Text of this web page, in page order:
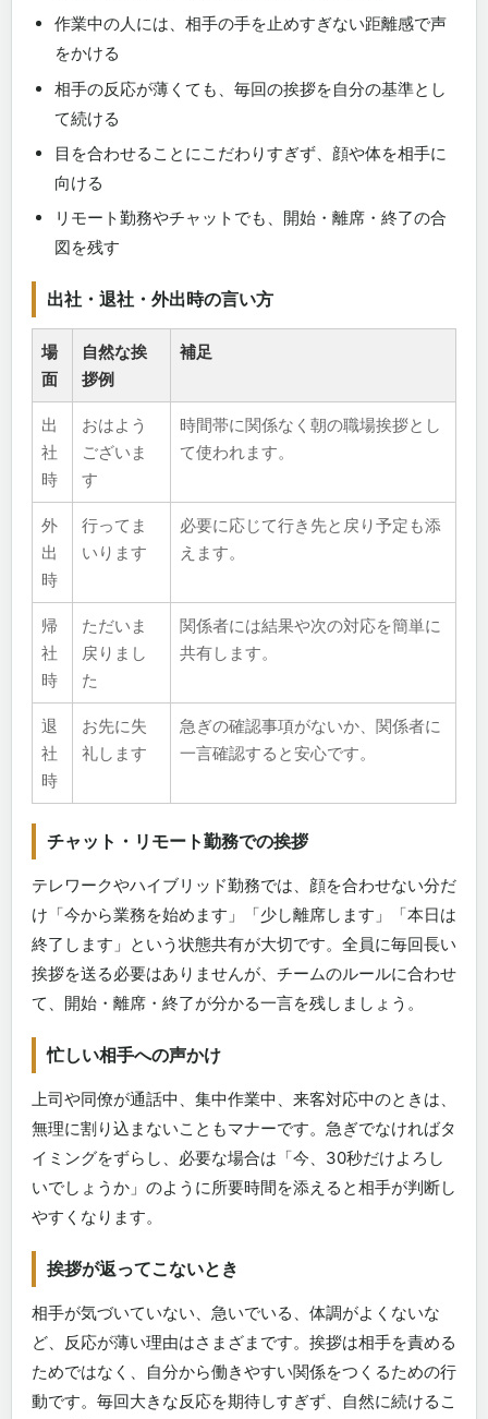
作業中の人には、相手の手を止めすぎない距離感で声
をかける
相手の反応が薄くても、毎回の挨拶を自分の基準とし
て続ける
目を合わせることにこだわりすぎず、顔や体を相手に
向ける
リモート勤務やチャットでも、開始・離席・終了の合
図を残す
出社・退社・外出時の言い方
場
面
自然な挨
拶例
補足
出
社
時
おはよう
ございま
す
時間帯に関係なく朝の職場挨拶とし
て使われます。
外
出
時
行ってま
いります
必要に応じて行き先と戻り予定も添
えます。
帰
社
時
ただいま
戻りまし
た
関係者には結果や次の対応を簡単に
共有します。
退
社
時
お先に失
礼します
急ぎの確認事項がないか、関係者に
一言確認すると安心です。
チャット・リモート勤務での挨拶
テレワークやハイブリッド勤務では、顔を合わせない分だ
け「今から業務を始めます」「少し離席します」「本日は
終了します」という状態共有が大切です。全員に毎回長い
挨拶を送る必要はありませんが、チームのルールに合わせ
て、開始・離席・終了が分かる一言を残しましょう。
忙しい相手への声かけ
上司や同僚が通話中、集中作業中、来客対応中のときは、
無理に割り込まないこともマナーです。急ぎでなければタ
イミングをずらし、必要な場合は「今、30秒だけよろし
いでしょうか」のように所要時間を添えると相手が判断し
やすくなります。
挨拶が返ってこないとき
相手が気づいていない、急いでいる、体調がよくないな
ど、反応が薄い理由はさまざまです。挨拶は相手を責める
ためではなく、自分から働きやすい関係をつくるための行
動です。毎回大きな反応を期待しすぎず、自然に続けるこ